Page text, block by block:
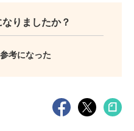
りましたか？
参考になった